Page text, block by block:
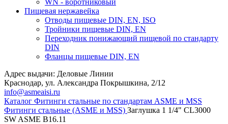
WN - воротниковый
Пищевая нержавейка
Отводы пищевые DIN, EN, ISO
Тройники пищевые DIN, EN
Переходник понижающий пищевой по стандарту
DIN
Фланцы пищевые DIN, EN
Адрес выдачи: Деловые Линии
Краснодар, ул. Александра Покрышкина, 2/12
info@asmeaisi.ru
Каталог Фитинги стальные по стандартам ASME и MSS
Фитинги стальные (ASME и MSS) Заглушка 1 1/4" CL3000
SW ASME B16.11